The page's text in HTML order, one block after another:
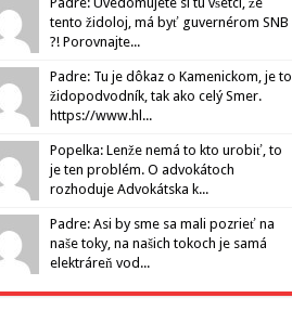
tento židoloj, má byť guvernérom SNB
?! Porovnajte...
Padre: Tu je dôkaz o Kamenickom, je to
židopodvodník, tak ako celý Smer.
https://www.hl...
Popelka: Lenže nemá to kto urobiť, to
je ten problém. O advokátoch
rozhoduje Advokátska k...
Padre: Asi by sme sa mali pozrieť na
naše toky, na našich tokoch je samá
elektráreň vod...